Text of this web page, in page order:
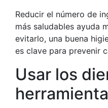
Reducir el número de
más saludables ayuda
evitarlo, una buena
es clave para prevenir
Usar los
herramienta